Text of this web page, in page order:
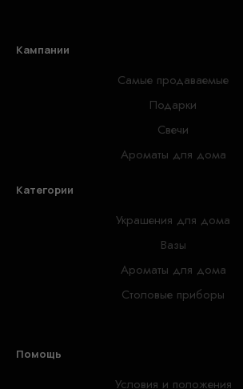
Кампании
Самые продаваемые
Подарки
Свечи
Ароматы для дома
Категории
Украшения для дома
Вазы
Ароматы для дома
Столовые приборы
Помощь
Условия и положения